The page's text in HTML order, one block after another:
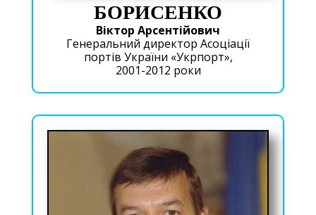
БОРИСЕНКО
Віктор Арсентійович
Генеральний директор Асоціації
портів України «Укрпорт»,
2001-2012 роки